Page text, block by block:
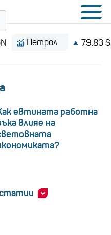
Петрол 79.83 $/
евтината работна
влияе на